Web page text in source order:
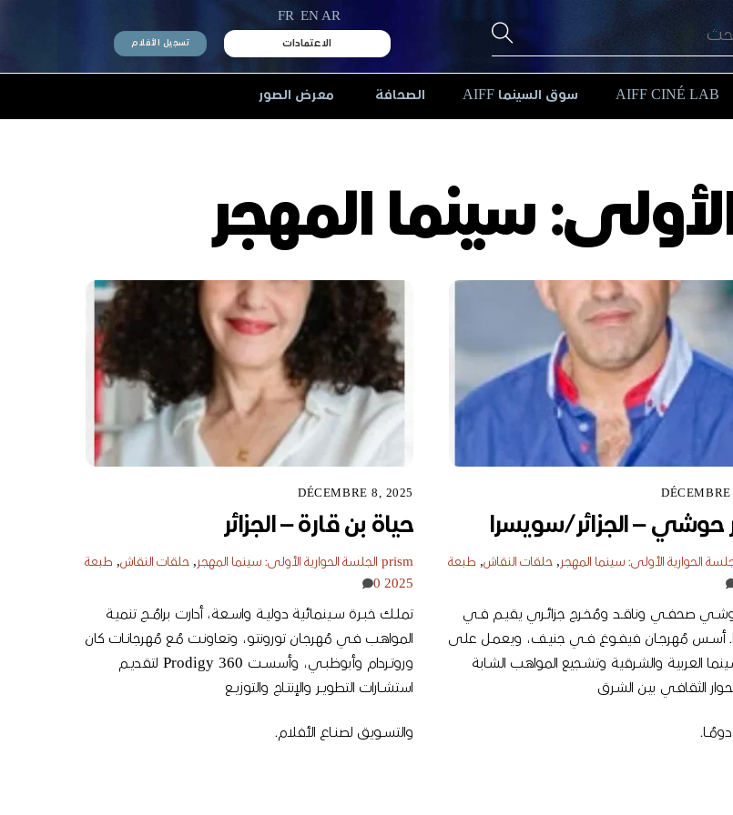
AR
EN
FR
الاعتمادات تسجيل الأفلام
AIFF CINÉ LAB سوق السينما AIFF الصحافة معرض الصور
سينما المهجر
DÉCEMBRE 8, 2025
حياة بن قارة – الجزائر
prism الجلسة الحوارية الأولى: سينما المهجر ,حلقات النقاش, طبعة
2025
0
تملــك خبــرة ســينمائية دوليــة واســعة، أدارت برامُــج تنميـة
المواهـب فـي مُهرجـان تورونتـو، وتعاونـت مُـع مُهرجانــات كان
وروتــردام وأبوظبــي، وأسســت Prodigy 360 لتقديــم
استشــارات التطويــر والإنتــاج والتوزيــع
والتســويق لصنــاع الأفلام.
حوشي – الجزائر/سويسرا
الحوارية الأولى: سينما المهجر ,حلقات النقاش, طبعة
صحفــي وناقــد ومُخــرج جزائــري يقيــم فــي
أســس مُهرجــان فيفــوغ فــي جنيــف، ويعمـل علـى
العربيـة والشـرقية وتشـجيع المواهـب الشـابة
الثقافـي بيـن الشـرق